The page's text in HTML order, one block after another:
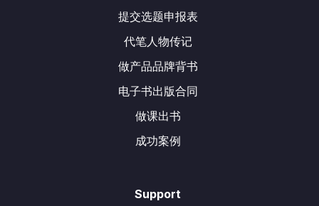
提交选题申报表
代笔人物传记
做产品品牌背书
电子书出版合同
做课出书
成功案例
Support